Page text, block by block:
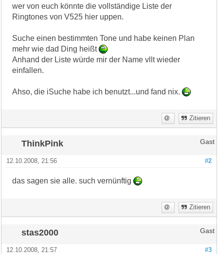
wer von euch könnte die vollständige Liste der
Ringtones von V525 hier uppen.
Suche einen bestimmten Tone und habe keinen Plan
mehr wie dad Ding heißt
Anhand der Liste würde mir der Name vllt wieder
einfallen.
Ahso, die iSuche habe ich benutzt...und fand nix.
Zitieren
ThinkPink Gast
#2
12.10.2008, 21:56
das sagen sie alle. such vernünftig
Zitieren
stas2000 Gast
#3
12.10.2008, 21:57